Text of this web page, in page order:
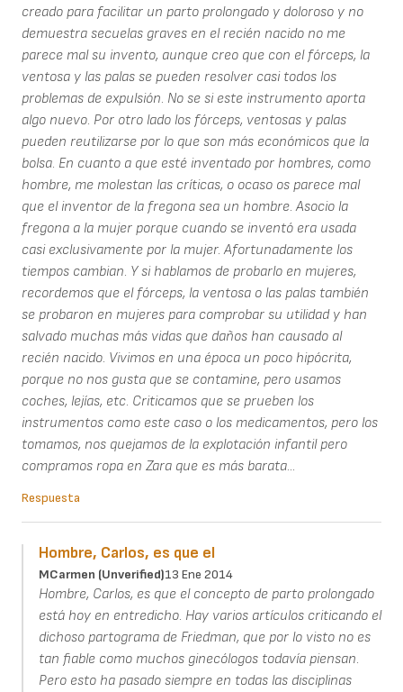
creado para facilitar un parto prolongado y doloroso y no
demuestra secuelas graves en el recién nacido no me
parece mal su invento, aunque creo que con el fórceps, la
ventosa y las palas se pueden resolver casi todos los
problemas de expulsión. No se si este instrumento aporta
algo nuevo. Por otro lado los fórceps, ventosas y palas
pueden reutilizarse por lo que son más económicos que la
bolsa. En cuanto a que esté inventado por hombres, como
hombre, me molestan las críticas, o ocaso os parece mal
que el inventor de la fregona sea un hombre. Asocio la
fregona a la mujer porque cuando se inventó era usada
casi exclusivamente por la mujer. Afortunadamente los
tiempos cambian. Y si hablamos de probarlo en mujeres,
recordemos que el fórceps, la ventosa o las palas también
se probaron en mujeres para comprobar su utilidad y han
salvado muchas más vidas que daños han causado al
recién nacido. Vivimos en una época un poco hipócrita,
porque no nos gusta que se contamine, pero usamos
coches, lejías, etc. Criticamos que se prueben los
instrumentos como este caso o los medicamentos, pero los
tomamos, nos quejamos de la explotación infantil pero
compramos ropa en Zara que es más barata...
Respuesta
Hombre, Carlos, es que el
MCarmen (unverified)13 Ene 2014
Hombre, Carlos, es que el concepto de parto prolongado
está hoy en entredicho. Hay varios artículos criticando el
dichoso partograma de Friedman, que por lo visto no es
tan fiable como muchos ginecólogos todavía piensan.
Pero esto ha pasado siempre en todas las disciplinas